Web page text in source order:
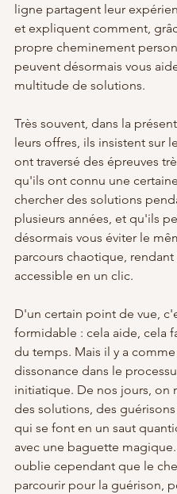
ligne partagent leur
et expliquent comment,
propre cheminement
peuvent désormais vous
multitude de solutions.
Très souvent, dans la
leurs offres, ils insistent sur
ont traversé des épreuves
qu'ils ont connu une
chercher des solutions
plusieurs années, et qu'ils
désormais vous éviter le
parcours chaotique,
accessible en un clic.
D'un certain point de vue,
formidable : cela aide, cela
du temps. Mais il y a
dissonance dans le
initiatique. De nos jours, on
des solutions, des
qui se font en un saut
avec une baguette
oublie cependant que le
parcourir pour la guérison,